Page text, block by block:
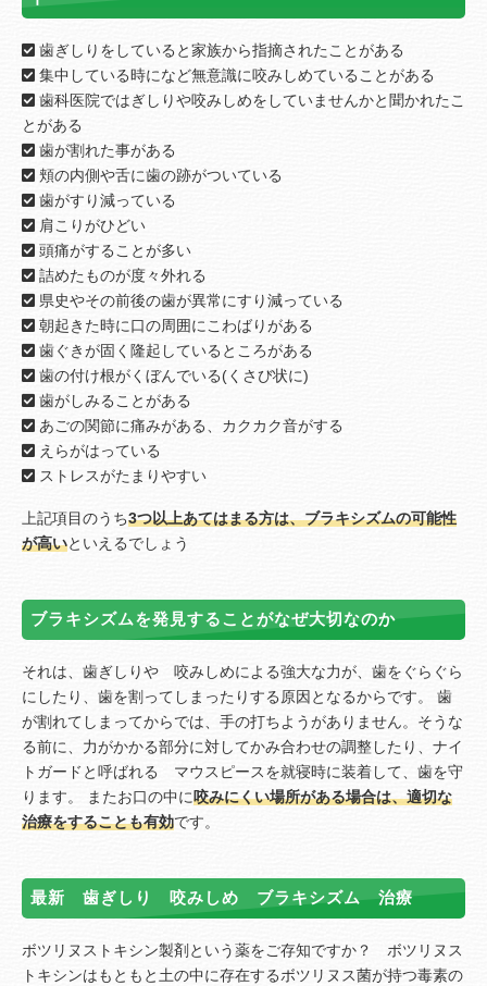
歯ぎしりをしていると家族から指摘されたことがある
集中している時になど無意識に咬みしめていることがある
歯科医院ではぎしりや咬みしめをしていませんかと聞かれたこ
とがある
歯が割れた事がある
頬の内側や舌に歯の跡がついている
歯がすり減っている
肩こりがひどい
頭痛がすることが多い
詰めたものが度々外れる
県史やその前後の歯が異常にすり減っている
朝起きた時に口の周囲にこわばりがある
歯ぐきが固く隆起しているところがある
歯の付け根がくぼんでいる(くさび状に)
歯がしみることがある
あごの関節に痛みがある、カクカク音がする
えらがはっている
ストレスがたまりやすい
上記項目のうち3つ以上あてはまる方は、ブラキシズムの可能性
が高いといえるでしょう
ブラキシズムを発見することがなぜ大切なのか
それは、歯ぎしりや 咬みしめによる強大な力が、歯をぐらぐら
にしたり、歯を割ってしまったりする原因となるからです。 歯
が割れてしまってからでは、手の打ちようがありません。そうな
る前に、力がかかる部分に対してかみ合わせの調整したり、ナイ
トガードと呼ばれる マウスピースを就寝時に装着して、歯を守
ります。 またお口の中に咬みにくい場所がある場合は、適切な
治療をすることも有効です。
最新 歯ぎしり 咬みしめ ブラキシズム 治療
ボツリヌストキシン製剤という薬をご存知ですか？ ボツリヌス
トキシンはもともと土の中に存在するボツリヌス菌が持つ毒素の